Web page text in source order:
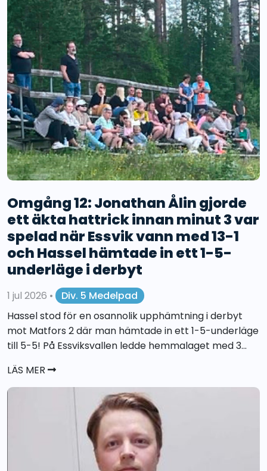
Omgång 12: Jonathan Ålin gjorde
ett äkta hattrick innan minut 3 var
spelad när Essvik vann med 13-1
och Hassel hämtade in ett 1-5-
underläge i derbyt
1 jul 2026 •
Div. 5 Medelpad
Hassel stod för en osannolik upphämtning i derbyt
mot Matfors 2 där man hämtade in ett 1-5-underläge
till 5-5! På Essviksvallen ledde hemmalaget med 3...
LÄS MER